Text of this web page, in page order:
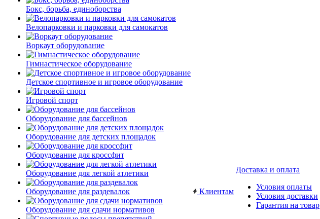
Бокс, борьба, единоборства
Велопарковки и парковки для самокатов
Воркаут оборудование
Гимнастическое оборудование
Детское спортивное и игровое оборудование
Игровой спорт
Оборудование для бассейнов
Оборудование для детских площадок
Оборудование для кроссфит
Оборудование для легкой атлетики
Оборудование для раздевалок
Оборудование для сдачи нормативов
Клиентам
Доставка и оплата
Условия оплаты
Условия доставки
Гарантия на товар